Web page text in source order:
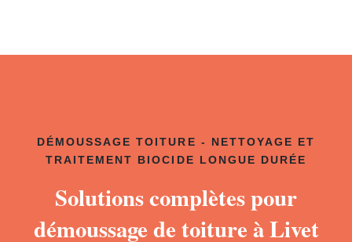
DÉMOUSSAGE TOITURE - NETTOYAGE ET
TRAITEMENT BIOCIDE LONGUE DURÉE
Solutions complètes pour
démoussage de toiture à Livet